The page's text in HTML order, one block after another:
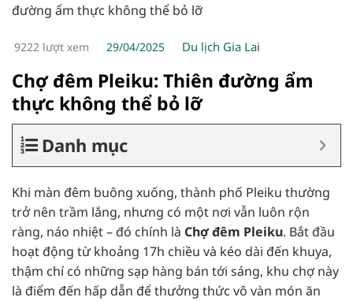
đường ẩm thực không thể bỏ lỡ
9222 lượt xem 29/04/2025 Du lịch Gia Lai
Chợ đêm Pleiku: Thiên đường ẩm
thực không thể bỏ lỡ
Danh mục
Khi màn đêm buông xuống, thành phố Pleiku thường
trở nên trầm lắng, nhưng có một nơi vẫn luôn rộn
ràng, náo nhiệt – đó chính là Chợ đêm Pleiku. Bắt đầu
hoạt động từ khoảng 17h chiều và kéo dài đến khuya,
thậm chí có những sạp hàng bán tới sáng, khu chợ này
là điểm đến hấp dẫn để thưởng thức vô vàn món ăn